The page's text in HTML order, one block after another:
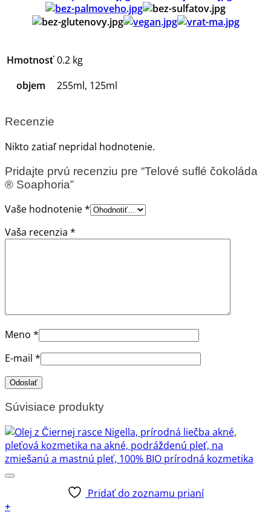
Hmotnosť0.2 kg
objem
255ml, 125ml
Recenzie
Nikto zatiaľ nepridal hodnotenie.
Pridajte prvú recenziu pre “Telové suflé čokoláda
® Soaphoria”
Vaše hodnotenie*
Vaša recenzia *
Meno *
E-mail *
Súvisiace produkty
Pridať do zoznamu prianí
+